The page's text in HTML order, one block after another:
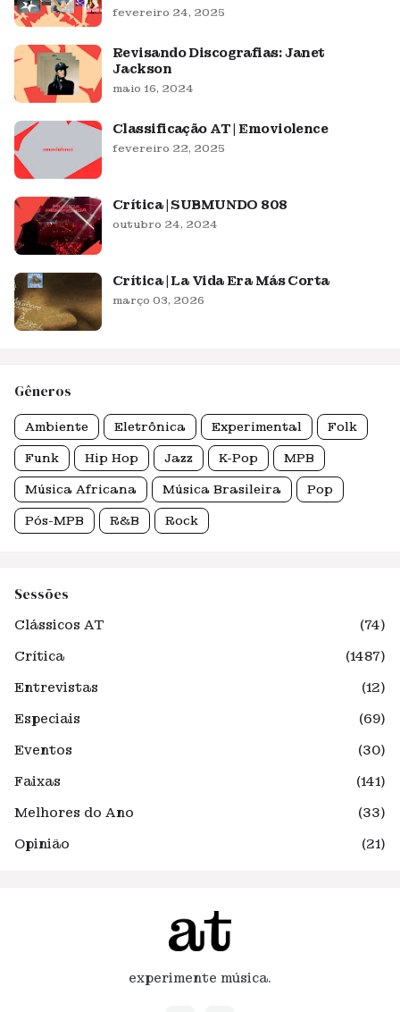
fevereiro 24, 2025
Revisando Discografias: Janet
Jackson
maio 16, 2024
Classificação AT | Emoviolence
fevereiro 22, 2025
Crítica | SUBMUNDO 808
outubro 24, 2024
Crítica | La Vida Era Más Corta
março 03, 2026
Gêneros
Ambiente Eletrônica Experimental Folk
Funk Hip Hop Jazz K-Pop MPB
Música Africana Música Brasileira Pop
Pós-MPB R&B Rock
Sessões
Clássicos AT
(74)
Crítica
(1487)
Entrevistas
(12)
Especiais
(69)
Eventos
(30)
Faixas
(141)
Melhores do Ano
(33)
Opinião
(21)
experimente música.